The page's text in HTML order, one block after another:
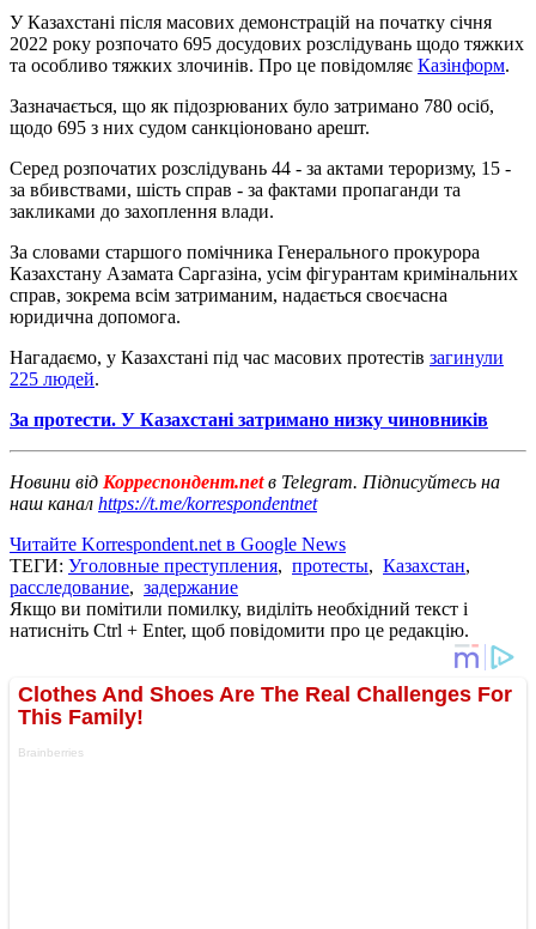
У Казахстані після масових демонстрацій на початку січня
2022 року розпочато 695 досудових розслідувань щодо тяжких
та особливо тяжких злочинів. Про це повідомляє Казінформ.
Зазначається, що як підозрюваних було затримано 780 осіб,
щодо 695 з них судом санкціоновано арешт.
Серед розпочатих розслідувань 44 - за актами тероризму, 15 -
за вбивствами, шість справ - за фактами пропаганди та
закликами до захоплення влади.
За словами старшого помічника Генерального прокурора
Казахстану Азамата Саргазіна, усім фігурантам кримінальних
справ, зокрема всім затриманим, надається своєчасна
юридична допомога.
Нагадаємо, у Казахстані під час масових протестів загинули
225 людей.
За протести. У Казахстані затримано низку чиновників
Новини від Корреспондент.netв Telegram. Підписуйтесь на
наш канал https://t.me/korrespondentnet
Читайте Korrespondent.net в Google News
ТЕГИ: Уголовные преступления, протесты, Казахстан,
расследование, задержание
Якщо ви помітили помилку, виділіть необхідний текст і
натисніть Ctrl + Enter, щоб повідомити про це редакцію.